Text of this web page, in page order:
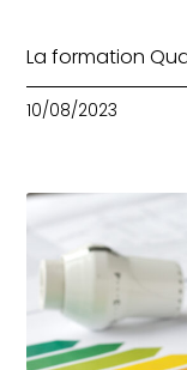
La formation
10/08/2023